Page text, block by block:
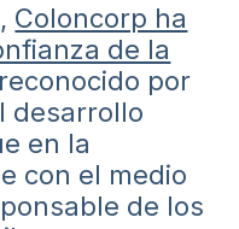
Coloncorp ha
de la
por
desarrollo
en la
con el medio
de los